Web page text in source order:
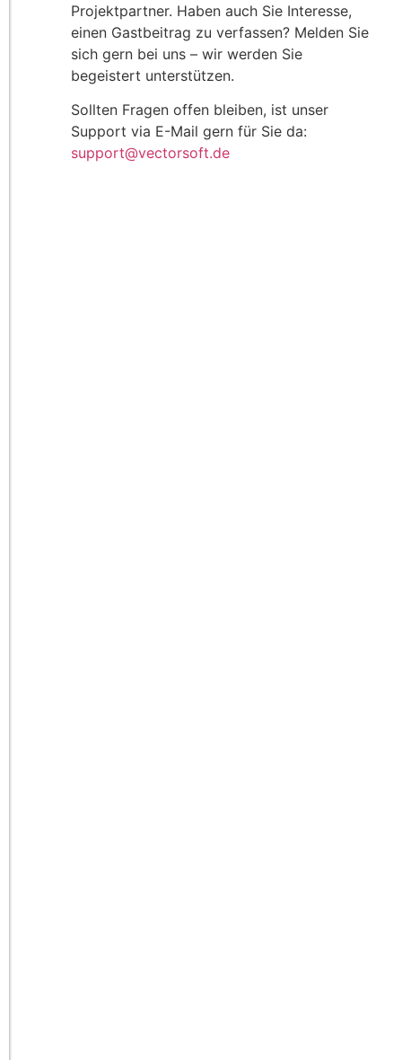
Projektpartner. Haben auch Sie Interesse,
einen Gastbeitrag zu verfassen? Melden Sie
sich gern bei uns – wir werden Sie
begeistert unterstützen.
Sollten Fragen offen bleiben, ist unser
Support via E-Mail gern für Sie da:
support@vectorsoft.de